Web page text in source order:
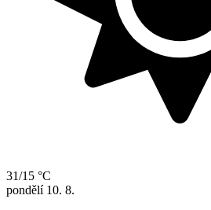
31/15 °C
pondělí 10. 8.